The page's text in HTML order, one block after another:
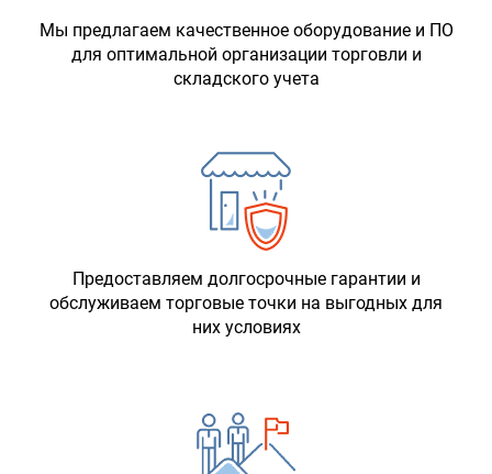
Мы предлагаем качественное оборудование и ПО
для оптимальной организации торговли и
складского учета
Предоставляем долгосрочные гарантии и
обслуживаем торговые точки на выгодных для
них условиях